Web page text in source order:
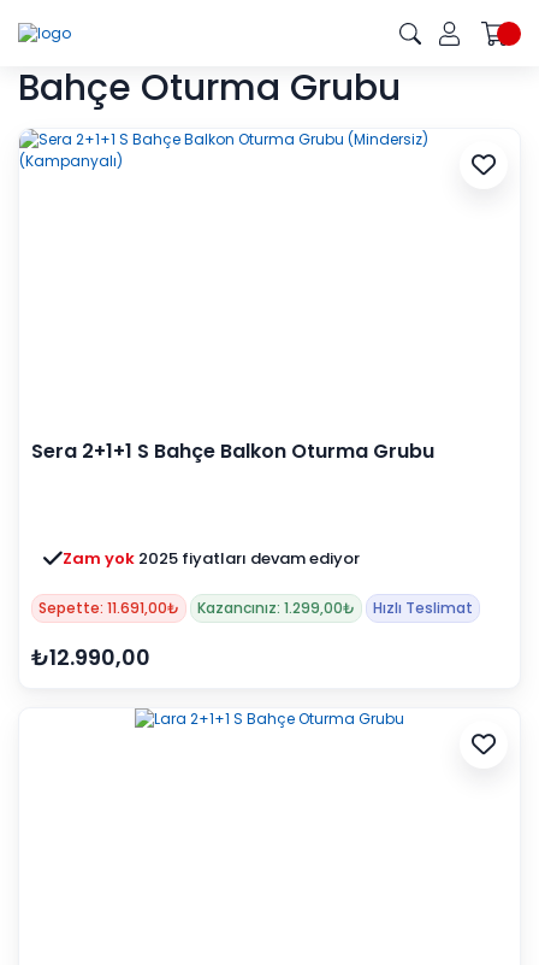
Bahçe Oturma Grubu
Sera 2+1+1 S Bahçe Balkon Oturma Grubu
Zam yok 2025 fiyatları devam ediyor
Sepette: 11.691,00₺ Kazancınız: 1.299,00₺ Hızlı Teslimat
₺12.990,00